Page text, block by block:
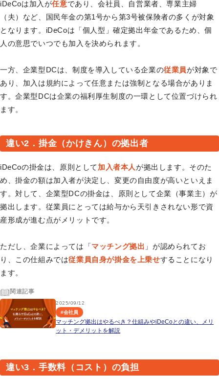
iDeCoは加入が任意であり、会社員、自営業者、専業主婦
（夫）など、国民年金の第1号から第3号被保険者の多くが対象
となります。iDeCoは「個人型」確定拠出年金であるため、個
人の意思でいつでも加入を決められます。
一方、企業型DCは、制度を導入している企業の従業員が対象で
あり、加入は規約によって任意または強制となる場合がありま
す。企業型DCは企業の福利厚生制度の一環として位置づけられ
ます。
違い2．掛金（かけきん）の拠出者
iDeCoの掛金は、原則として 加入者本人 が拠出します。そのた
め、掛金の額は加入者が決定し、変更の自由度が高いといえま
す。対して、企業型DCの掛金は、原則として企業（事業主）が
拠出します。従業員にとっては給与から天引きされない形で資
産形成が進む点がメリットです。
ただし、企業によっては「マッチング拠出 」が認められてお
り、この仕組みでは従業員自身が掛金を上乗せすることになり
ます。
関連記事
2025/09/12
#会社員
マッチング拠出はやるべき？仕組みやiDeCoとの違い、メリ
ット・デメリットを解説
違い3．手数料（コスト）の負担